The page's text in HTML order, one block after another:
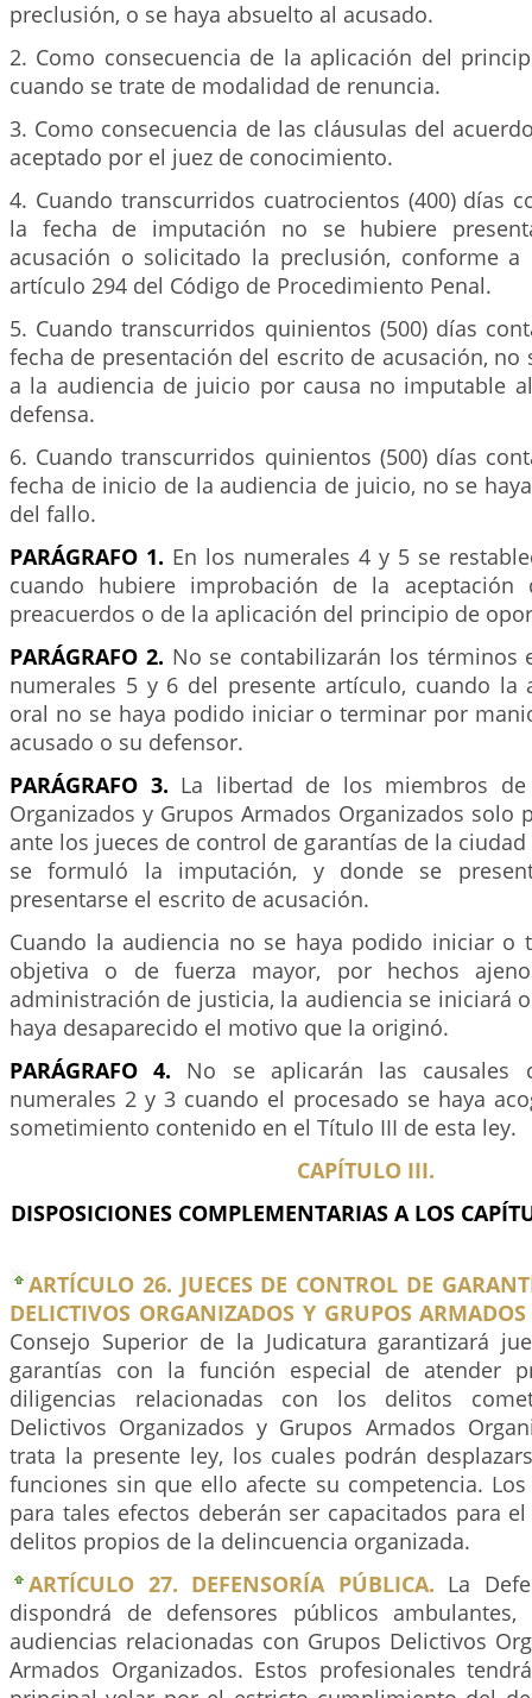
preclusión, o se haya absuelto al acusado.
2. Como consecuencia de la aplicación del
cuando se trate de modalidad de renuncia.
3. Como consecuencia de las cláusulas del
aceptado por el juez de conocimiento.
4. Cuando transcurridos cuatrocientos (400) días
la fecha de imputación no se hubiere
acusación o solicitado la preclusión, conforme
artículo 294 del Código de Procedimiento Penal.
5. Cuando transcurridos quinientos (500) días
fecha de presentación del escrito de acusación, no
a la audiencia de juicio por causa no imputable
defensa.
6. Cuando transcurridos quinientos (500) días
fecha de inicio de la audiencia de juicio, no se
del fallo.
PARÁGRAFO 1. En los numerales 4 y 5 se
cuando hubiere improbación de la aceptación
preacuerdos o de la aplicación del principio de
PARÁGRAFO 2. No se contabilizarán los términos
numerales 5 y 6 del presente artículo, cuando la
oral no se haya podido iniciar o terminar por
acusado o su defensor.
PARÁGRAFO 3. La libertad de los miembros de
Organizados y Grupos Armados Organizados solo
ante los jueces de control de garantías de la
se formuló la imputación, y donde se
presentarse el escrito de acusación.
Cuando la audiencia no se haya podido iniciar o
objetiva o de fuerza mayor, por hechos
administración de justicia, la audiencia se iniciará
haya desaparecido el motivo que la originó.
PARÁGRAFO 4. No se aplicarán las causales
numerales 2 y 3 cuando el procesado se haya
sometimiento contenido en el Título III de esta ley.
CAPÍTULO III.
DISPOSICIONES COMPLEMENTARIAS A LOS
ARTÍCULO 26. JUECES DE CONTROL DE
DELICTIVOS ORGANIZADOS Y GRUPOS
Consejo Superior de la Judicatura garantizará
garantías con la función especial de atender
diligencias relacionadas con los delitos
Delictivos Organizados y Grupos Armados
trata la presente ley, los cuales podrán
funciones sin que ello afecte su competencia.
para tales efectos deberán ser capacitados para
delitos propios de la delincuencia organizada.
ARTÍCULO 27. DEFENSORÍA PÚBLICA. La
dispondrá de defensores públicos
audiencias relacionadas con Grupos Delictivos
Armados Organizados. Estos profesionales